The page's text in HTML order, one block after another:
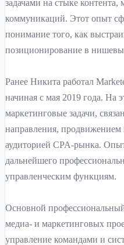
задачами на стыке контента,
коммуникаций. Этот опыт
понимание того, как
позиционирование в
Ранее Никита работал
начиная с мая 2019 года. На
маркетинговые задачи,
направления, продвижением
аудиторией CPA-рынка.
дальнейшего
управленческим функциям.
Основной
медиа- и маркетинговых
управление командами и